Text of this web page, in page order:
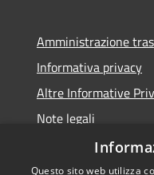
Amministrazione
Informativa privacy
Altre Informative
Note legali
Dichiarazione di
Questo sito web utilizza